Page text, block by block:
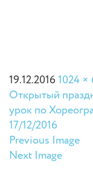
19.12.20161024 ×
Открытый
урок по
17/12/2016
Previous Image
Next Image